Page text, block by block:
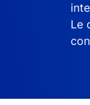
Le